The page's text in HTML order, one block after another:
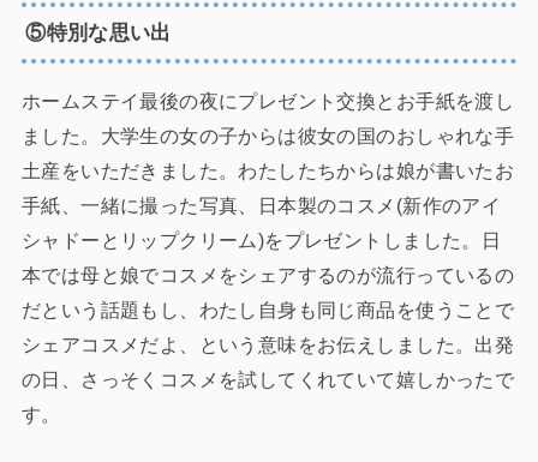
⑤特別な思い出
ホームステイ最後の夜にプレゼント交換とお手紙を渡し
ました。大学生の女の子からは彼女の国のおしゃれな手
土産をいただきました。わたしたちからは娘が書いたお
手紙、一緒に撮った写真、日本製のコスメ(新作のアイ
シャドーとリップクリーム)をプレゼントしました。日
本では母と娘でコスメをシェアするのが流行っているの
だという話題もし、わたし自身も同じ商品を使うことで
シェアコスメだよ、という意味をお伝えしました。出発
の日、さっそくコスメを試してくれていて嬉しかったで
す。